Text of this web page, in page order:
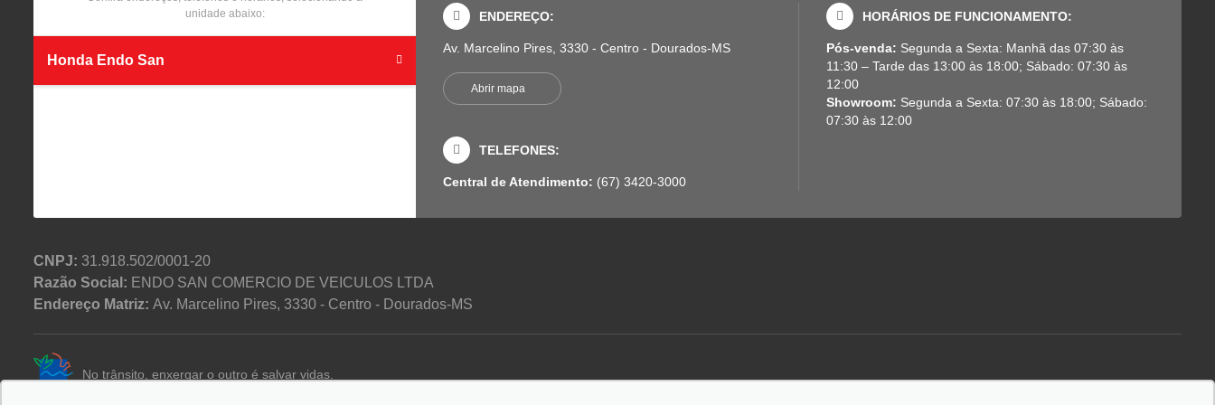
unidade abaixo:
Honda Endo San
ENDEREÇO:
Av. Marcelino Pires, 3330 - Centro - Dourados-MS
Abrir mapa
TELEFONES:
Central de Atendimento: (67) 3420-3000
HORÁRIOS DE FUNCIONAMENTO:
Pós-venda: Segunda a Sexta: Manhã das 07:30 às
11:30 – Tarde das 13:00 às 18:00; Sábado: 07:30 às
12:00
Showroom: Segunda a Sexta: 07:30 às 18:00; Sábado:
07:30 às 12:00
CNPJ: 31.918.502/0001-20
Razão Social: ENDO SAN COMERCIO DE VEICULOS LTDA
Endereço Matriz: Av. Marcelino Pires, 3330 - Centro - Dourados-MS
No trânsito, enxergar o outro é salvar vidas.